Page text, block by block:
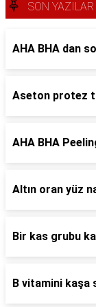
SON YAZILAR
AHA BHA dan
Aseton protez
AHA BHA
Altın oran yüz
Bir kas grubu
B vitamini kaşa